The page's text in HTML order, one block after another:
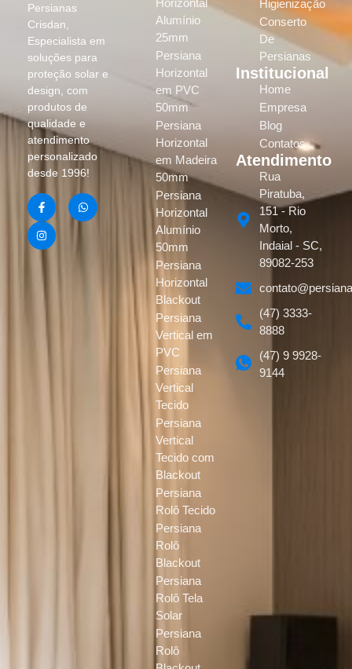
Persianas
Crisdan,
Especialista em
soluções para
proteção solar e
design, com
produtos de
qualidade e
atendimento
personalizado
desde 1996!
Horizontal
Alumínio
25mm
Persiana
Horizontal
em PVC
50mm
Persiana
Horizontal
em Madeira
50mm
Persiana
Horizontal
Alumínio
50mm
Persiana
Horizontal
Blackout
Persiana
Vertical em
PVC
Persiana
Vertical
Tecido
Persiana
Vertical
Tecido com
Blackout
Persiana
Rolô Tecido
Persiana
Rolô
Blackout
Persiana
Rolô Tela
Solar
Persiana
Rolô
Higienização
Conserto
De
Persianas
Institucional
Home
Empresa
Blog
Contatos
Atendimento
Rua
Piratuba,
151 - Rio
Morto,
Indaial - SC,
89082-253
(47) 3333-
8888
(47) 9 9928-
9144